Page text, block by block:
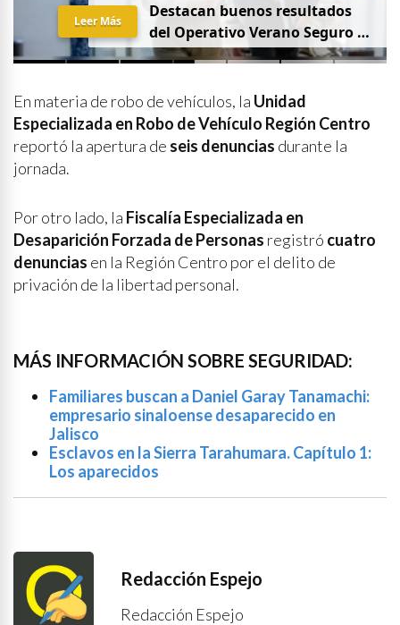
Destacan buenos resultados
del Operativo Verano Seguro en
mesa de Construcción de Paz,
Gobernadora Yeraldine Bonilla
Leer Más
En materia de robo de vehículos, la Unidad
Especializada en Robo de Vehículo Región Centro
reportó la apertura de seis denuncias durante la
jornada.
Por otro lado, la Fiscalía Especializada en
Desaparición Forzada de Personas registró cuatro
denuncias en la Región Centro por el delito de
privación de la libertad personal.
MÁS INFORMACIÓN SOBRE SEGURIDAD:
Familiares buscan a Daniel Garay Tanamachi:
empresario sinaloense desaparecido en
Jalisco
Esclavos en la Sierra Tarahumara. Capítulo 1:
Los aparecidos
Redacción Espejo
Redacción Espejo